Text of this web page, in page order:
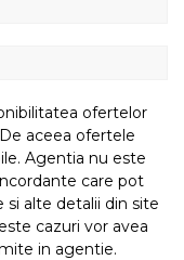
ofertelor
aceea ofertele
Agentia nu este
care pot
si alte detalii din site
cazuri vor avea
in agentie.